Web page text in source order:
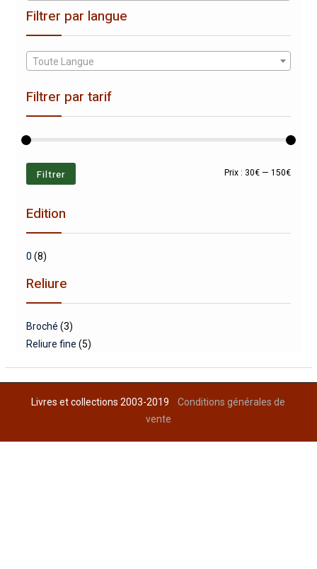
Filtrer par langue
Toute Langue
Filtrer par tarif
Prix
Prix
Filtrer Prix : 30€ —150€
Edition
0 (8)
Reliure
Broché (3)
Reliure fine (5)
Livres et collections 2003-2019Conditions générales de
vente